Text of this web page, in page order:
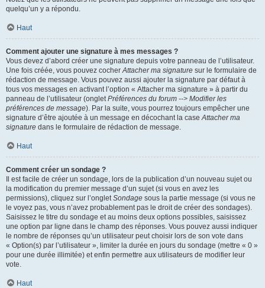
quelqu’un y a répondu.
Haut
Comment ajouter une signature à mes messages ?
Vous devez d’abord créer une signature depuis votre panneau de l’utilisateur.
Une fois créée, vous pouvez cocherAttacher ma signature sur le formulaire de
rédaction de message. Vous pouvez aussi ajouter la signature par défaut à
tous vos messages en activant l’option « Attacher ma signature » à partir du
panneau de l’utilisateur (ongletPréférences du forum --> Modifier les
préférences de message). Par la suite, vous pourrez toujours empêcher une
signature d’être ajoutée à un message en décochant la caseAttacher ma
signature dans le formulaire de rédaction de message.
Haut
Comment créer un sondage ?
Il est facile de créer un sondage, lors de la publication d’un nouveau sujet ou
la modification du premier message d’un sujet (si vous en avez les
permissions), cliquez sur l’ongletSondage sous la partie message (si vous ne
le voyez pas, vous n’avez probablement pas le droit de créer des sondages).
Saisissez le titre du sondage et au moins deux options possibles, saisissez
une option par ligne dans le champ des réponses. Vous pouvez aussi indiquer
le nombre de réponses qu’un utilisateur peut choisir lors de son vote dans
« Option(s) par l’utilisateur », limiter la durée en jours du sondage (mettre « 0 »
pour une durée illimitée) et enfin permettre aux utilisateurs de modifier leur
vote.
Haut